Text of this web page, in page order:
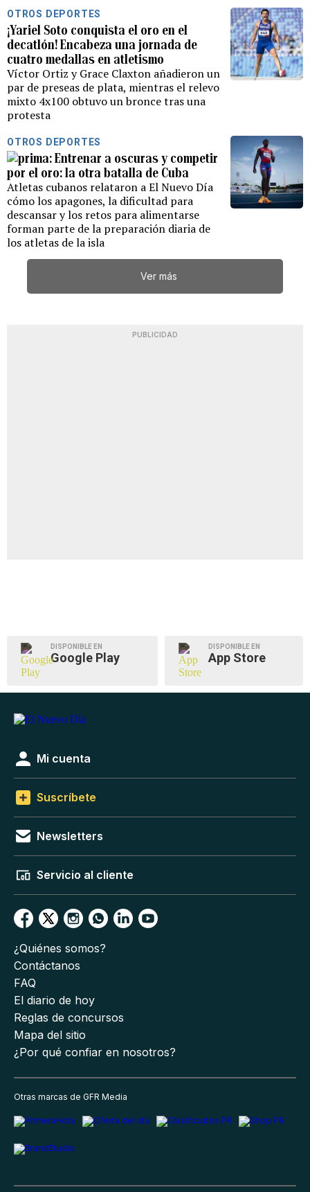
OTROS DEPORTES
¡Yariel Soto conquista el oro en el
decatlón! Encabeza una jornada de
cuatro medallas en atletismo
Víctor Ortiz y Grace Claxton añadieron un
par de preseas de plata, mientras el relevo
mixto 4x100 obtuvo un bronce tras una
protesta
OTROS DEPORTES
Entrenar a oscuras y competir
por el oro: la otra batalla de Cuba
Atletas cubanos relataron a El Nuevo Día
cómo los apagones, la dificultad para
descansar y los retos para alimentarse
forman parte de la preparación diaria de
los atletas de la isla
Ver más
PUBLICIDAD
DISPONIBLE EN
Google Play
DISPONIBLE EN
App Store
Mi cuenta
Suscríbete
Newsletters
Servicio al cliente
¿Quiénes somos?
Contáctanos
FAQ
El diario de hoy
Reglas de concursos
Mapa del sitio
¿Por qué confiar en nosotros?
Otras marcas de GFR Media